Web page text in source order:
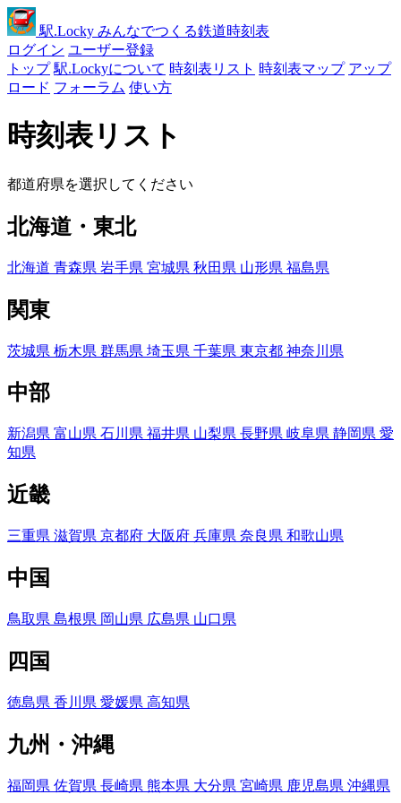
駅.Locky みんなでつくる鉄道時刻表
ログイン ユーザー登録
トップ 駅.Lockyについて 時刻表リスト 時刻表マップ アップ
ロード フォーラム 使い方
時刻表リスト
都道府県を選択してください
北海道・東北
北海道 青森県 岩手県 宮城県 秋田県 山形県 福島県
関東
茨城県 栃木県 群馬県 埼玉県 千葉県 東京都 神奈川県
中部
新潟県 富山県 石川県 福井県 山梨県 長野県 岐阜県 静岡県 愛
知県
近畿
三重県 滋賀県 京都府 大阪府 兵庫県 奈良県 和歌山県
中国
鳥取県 島根県 岡山県 広島県 山口県
四国
徳島県 香川県 愛媛県 高知県
九州・沖縄
福岡県 佐賀県 長崎県 熊本県 大分県 宮崎県 鹿児島県 沖縄県